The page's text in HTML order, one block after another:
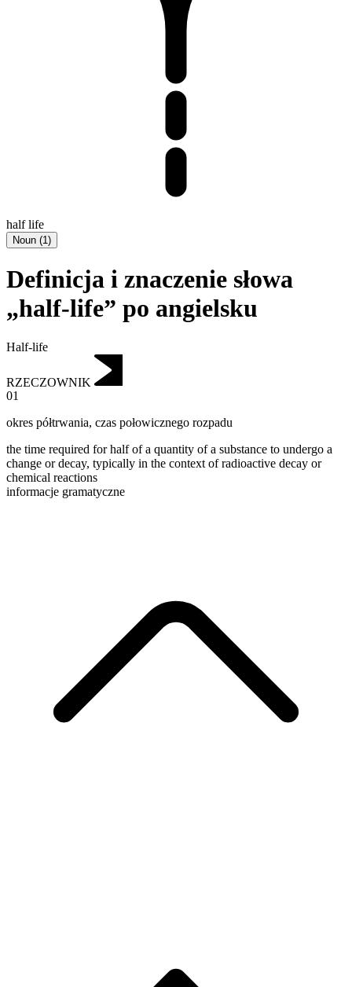
half life
Noun (1)
Definicja i znaczenie słowa
„half-life” po angielsku
Half-life
RZECZOWNIK
01
okres półtrwania, czas połowicznego rozpadu
the time required for half of a quantity of a substance to undergo a
change or decay, typically in the context of radioactive decay or
chemical reactions
informacje gramatyczne